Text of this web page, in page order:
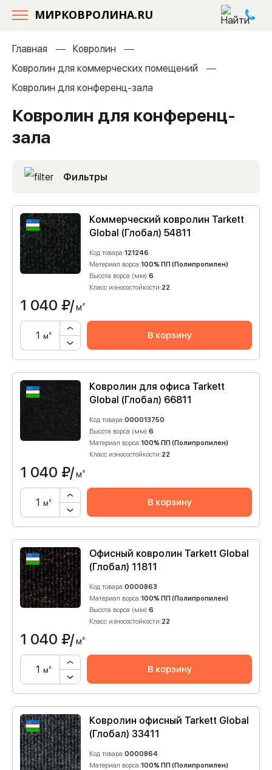
МИРКОВРОЛИНА.RU
Главная
Ковролин
Ковролин для коммерческих помещений
Ковролин для конференц-зала
Ковролин для конференц-
зала
Фильтры
Коммерческий ковролин Tarkett
Global (Глобал) 54811
Код товара:121246
Материал ворса:100% ПП (Полипропилен)
Высота ворса (мм):6
Класс износостойкости:22
1 040 ₽/м²
м² В корзину
Ковролин для офиса Tarkett
Global (Глобал) 66811
Код товара:000013750
Высота ворса (мм):6
Материал ворса:100% ПП (Полипропилен)
Класс износостойкости:22
1 040 ₽/м²
м² В корзину
Офисный ковролин Tarkett Global
(Глобал) 11811
Код товара:0000863
Материал ворса:100% ПП (Полипропилен)
Высота ворса (мм):6
Класс износостойкости:22
1 040 ₽/м²
м² В корзину
Ковролин офисный Tarkett Global
(Глобал) 33411
Код товара:0000864
Материал ворса:100% ПП (Полипропилен)